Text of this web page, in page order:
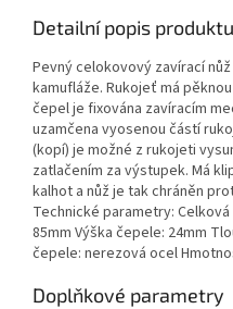
Detailní popis produktu
Pevný celokovový zavírací
kamufláže. Rukojeť má
čepel je fixována zavíracím
uzamčena vyosenou částí
(kopí) je možné z rukojeti
zatlačením za výstupek. Má
kalhot a nůž je tak chráněn
Technické parametry:
85mm Výška čepele: 24mm
čepele: nerezová ocel
Doplňkové parametry